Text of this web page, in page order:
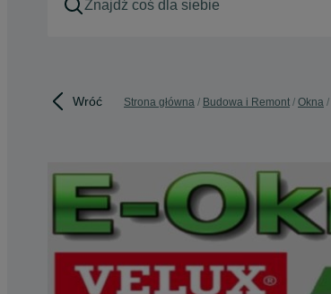
Wróć Strona główna Budowa i Remont Okna